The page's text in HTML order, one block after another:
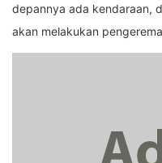
depannya ada kendaraan,
akan melakukan